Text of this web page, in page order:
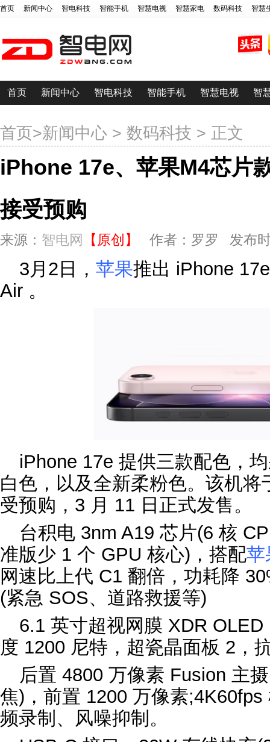
首页 新闻中心 智电科技 智能手机 智慧电视 智慧家电 数码科技 智慧
首页 新闻中心 智电科技 智能手机 智慧电视 智
首页>新闻中心 > 数码科技 > 正文
iPhone 17e、苹果M4芯片
接受预购
来源： 智电网 【原创】 作者：罗罗 发布
3月2日， 苹果推出 iPhone
Air 。
iPhone 17e 提供三款配色，
白色，以及全新柔粉色。该机
受预购，3 月 11 日正式发售。
台积电 3nm A19 芯片(6 核
准版少 1 个 GPU 核心)，搭配苹
网速比上代 C1 翻倍，功耗降
(紧急 SOS、道路救援等)
6.1 英寸超视网膜 XDR
度 1200 尼特，超瓷晶面板 2，
后置 4800 万像素 Fusion 主
焦)，前置 1200 万像素
频录制、风噪抑制。